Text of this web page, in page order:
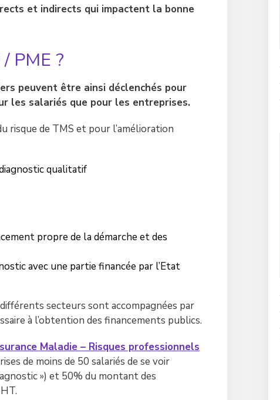
et indirects qui impactent la bonne
PME ?
peuvent être ainsi déclenchés pour
les salariés que pour les entreprises.
de TMS et pour l’amélioration
qualitatif
propre de la démarche et des
avec une partie financée par l’Etat
secteurs sont accompagnées par
à l’obtention des financements publics.
Maladie – Risques professionnels
de moins de 50 salariés de se voir
») et 50% du montant des